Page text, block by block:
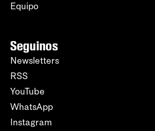
Equipo
Seguinos
Newsletters
RSS
YouTube
WhatsApp
Instagram